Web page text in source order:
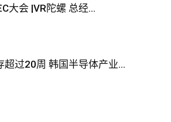
大会 |VR陀螺 总经...
超过20周 韩国半导体产业...